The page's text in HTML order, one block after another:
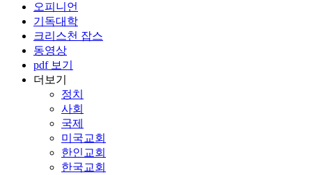
오피니언
기독대학
크리스천 잡스
동영상
pdf 보기
더보기
정치
사회
국제
미국교회
한인교회
한국교회